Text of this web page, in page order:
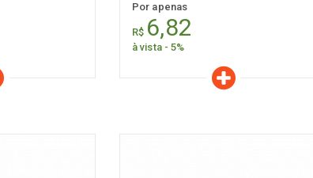
Por apenas
R$ 6,82
à vista - 5%